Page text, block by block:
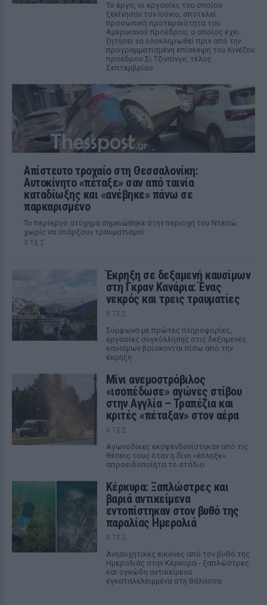
Το έργο, οι εργασίες του οποίου
ξεκίνησαν τον Ιούνιο, αποτελεί
προσωπική προτεραιότητα του
Αμερικανού προέδρου, ο οποίος έχει
ζητήσει να ολοκληρωθεί πριν από την
προγραμματισμένη επίσκεψη του Κινέζου
προέδρου Σι Τζινπίνγκ, τέλος
Σεπτεμβρίου
Απίστευτο τροχαίο στη Θεσσαλονίκη:
Αυτοκίνητο «πέταξε» σαν από ταινία
καταδίωξης και «ανέβηκε» πάνω σε
παρκαρισμένο
Το περίεργο ατύχημα σημειώθηκε στην περιοχή του Ντεπώ
χωρίς να υπάρξουν τραυματισμοί
ΧΤΕΣ
Έκρηξη σε δεξαμενή καυσίμων
στη Γκραν Κανάρια: Ένας
νεκρός και τρεις τραυματίες
ΧΤΕΣ
Σύμφωνα με πρώτες πληροφορίες,
εργασίες συγκόλλησης στις δεξαμενές
καυσίμων βρίσκονται πίσω από την
έκρηξη
Μίνι ανεμοστρόβιλος
«ισοπέδωσε» αγώνες στίβου
στην Αγγλία – Τραπέζια και
κριτές «πέταξαν» στον αέρα
ΧΤΕΣ
Αγωνοδίκες εκσφενδονίστηκαν από τις
θέσεις τους όταν η δίνη «έπληξε»
απροειδοποίητα το στάδιο
Κέρκυρα: Ξαπλώστρες και
βαριά αντικείμενα
εντοπίστηκαν στον βυθό της
παραλίας Ημερολιά
ΧΤΕΣ
Ανησυχητικές εικόνες από τον βυθό της
Ημερολιάς στην Κέρκυρα - ξαπλώστρες
και ογκώδη αντικείμενα
εγκαταλελειμμένα στη θάλασσα